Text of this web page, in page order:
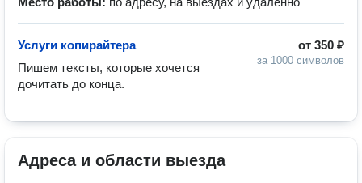
от 350 ₽
за 1000 символов
Услуги копирайтера
Пишем тексты, которые хочется
дочитать до конца.
Адреса и области выезда